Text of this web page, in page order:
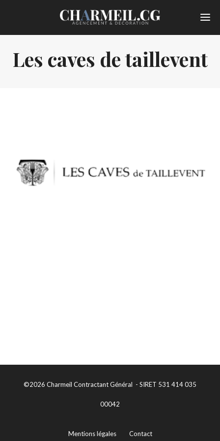
Les caves de taillevent
©2026 Charmeil Contractant Général - SIRET 531 414 035
00042
Mentions légales Contact